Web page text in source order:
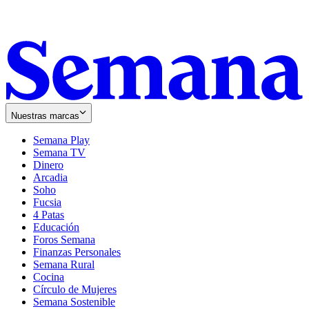
Nuestras marcas
Semana Play
Semana TV
Dinero
Arcadia
Soho
in
new
window
Fucsia
in
new
window
4 Patas
Educación
Foros Semana
Finanzas Personales
Semana Rural
Cocina
Círculo de Mujeres
Semana Sostenible